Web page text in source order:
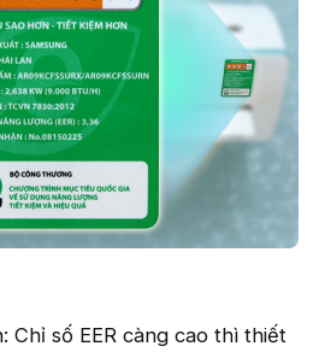
Chỉ số EER càng cao thì thiết